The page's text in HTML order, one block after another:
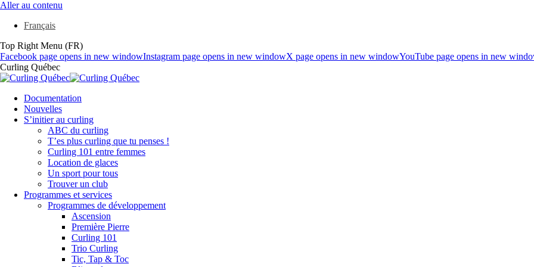
Aller au contenu
Français
Top Right Menu (FR)
Facebook page opens in new windowInstagram page opens in new windowX page opens in new windowYouTube page opens in new
Curling Québec
Documentation
Nouvelles
S’initier au curling
ABC du curling
T’es plus curling que tu penses !
Curling 101 entre femmes
Location de glaces
Un sport pour tous
Trouver un club
Programmes et services
Programmes de développement
Ascension
Première Pierre
Curling 101
Trio Curling
Tic, Tap & Toc